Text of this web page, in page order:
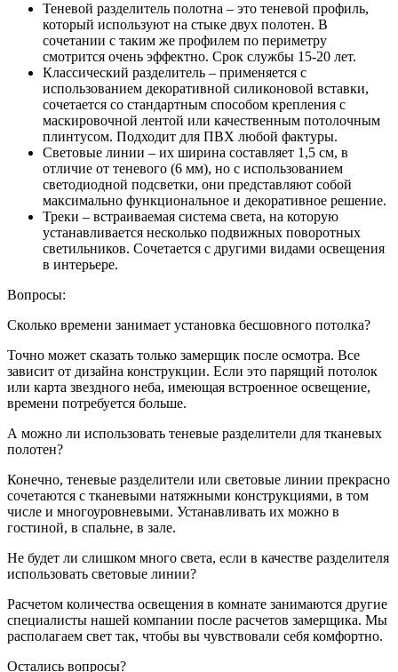
Теневой разделитель полотна – это теневой профиль,
который используют на стыке двух полотен. В
сочетании с таким же профилем по периметру
смотрится очень эффектно. Срок службы 15-20 лет.
Классический разделитель – применяется с
использованием декоративной силиконовой вставки,
сочетается со стандартным способом крепления с
маскировочной лентой или качественным потолочным
плинтусом. Подходит для ПВХ любой фактуры.
Световые линии – их ширина составляет 1,5 см, в
отличие от теневого (6 мм), но с использованием
светодиодной подсветки, они представляют собой
максимально функциональное и декоративное решение.
Треки – встраиваемая система света, на которую
устанавливается несколько подвижных поворотных
светильников. Сочетается с другими видами освещения
в интерьере.
Вопросы:
Сколько времени занимает установка бесшовного потолка?
Точно может сказать только замерщик после осмотра. Все
зависит от дизайна конструкции. Если это парящий потолок
или карта звездного неба, имеющая встроенное освещение,
времени потребуется больше.
А можно ли использовать теневые разделители для тканевых
полотен?
Конечно, теневые разделители или световые линии прекрасно
сочетаются с тканевыми натяжными конструкциями, в том
числе и многоуровневыми. Устанавливать их можно в
гостиной, в спальне, в зале.
Не будет ли слишком много света, если в качестве разделителя
использовать световые линии?
Расчетом количества освещения в комнате занимаются другие
специалисты нашей компании после расчетов замерщика. Мы
располагаем свет так, чтобы вы чувствовали себя комфортно.
Остались вопросы?